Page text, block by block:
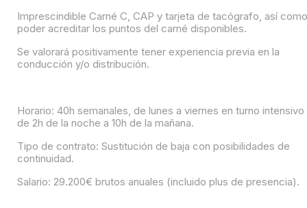
Imprescindible Carné C, CAP y tarjeta de tacógrafo, así como
poder acreditar los puntos del carné disponibles.
Se valorará positivamente tener experiencia previa en la
conducción y/o distribución.
Horario: 40h semanales, de lunes a viernes en turno intensivo
de 2h de la noche a 10h de la mañana.
Tipo de contrato: Sustitución de baja con posibilidades de
continuidad.
Salario: 29.200€ brutos anuales (incluido plus de presencia).